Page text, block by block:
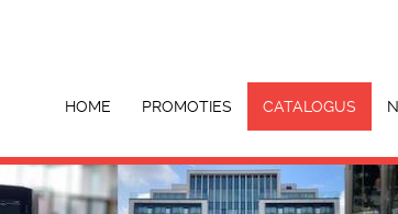
HOME PROMOTIES CATALOGUS